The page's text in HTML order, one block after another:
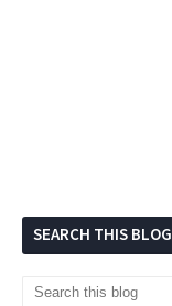
SEARCH THIS BLOG